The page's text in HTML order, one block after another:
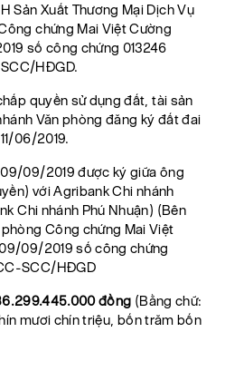
Sản Xuất Thương Mại Dịch Vụ
chứng Mai Việt Cường
số công chứng 013246
HĐGD.
quyền sử dụng đất, tài sản
Văn phòng đăng ký đất đai
06/2019.
09/2019 được ký giữa ông
với Agribank Chi nhánh
Chi nhánh Phú Nhuận) (Bên
Công chứng Mai Việt
09/2019 số công chứng
SCC/HĐGD
đồng (Bằng chữ:
mươi chín triệu, bốn trăm bốn